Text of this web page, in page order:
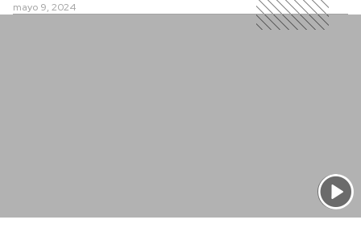
mayo 9, 2024